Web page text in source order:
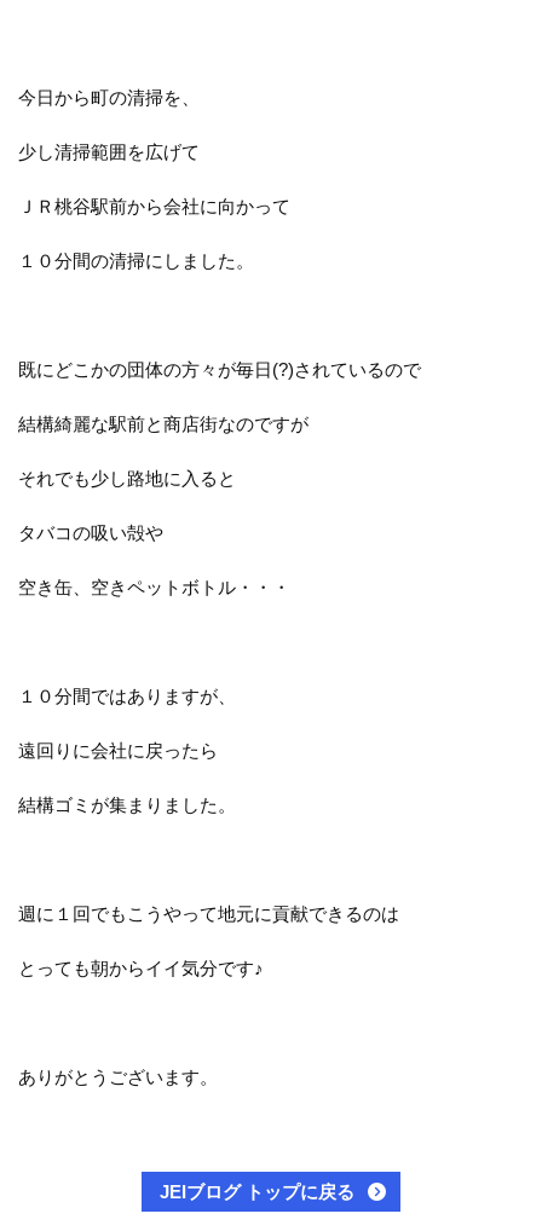
今日から町の清掃を、
少し清掃範囲を広げて
ＪＲ桃谷駅前から会社に向かって
１０分間の清掃にしました。
既にどこかの団体の方々が毎日(?)されているので
結構綺麗な駅前と商店街なのですが
それでも少し路地に入ると
タバコの吸い殻や
空き缶、空きペットボトル・・・
１０分間ではありますが、
遠回りに会社に戻ったら
結構ゴミが集まりました。
週に１回でもこうやって地元に貢献できるのは
とっても朝からイイ気分です♪
ありがとうございます。
JEIブログ トップに戻る